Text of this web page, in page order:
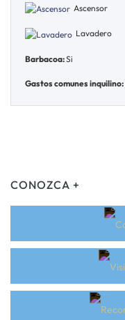
Ascensor
Lavadero
Barbacoa:Si
Gastos comunes inquilino:
CONOZCA +